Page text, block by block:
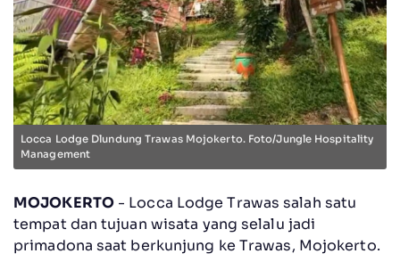
Locca Lodge Dlundung Trawas Mojokerto. Foto/Jungle Hospitality
Management
MOJOKERTO- Locca Lodge Trawas salah satu
tempat dan tujuan wisata yang selalu jadi
primadona saat berkunjung ke Trawas, Mojokerto.